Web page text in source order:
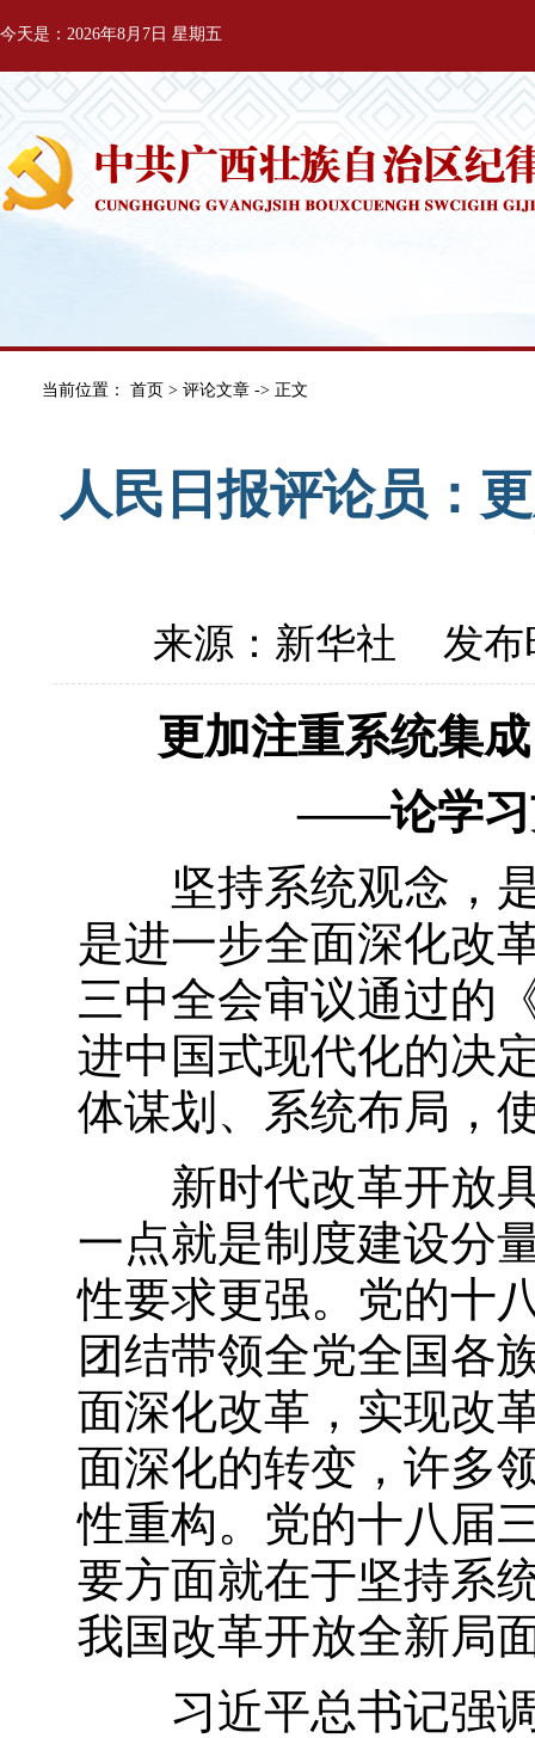
今天是：2026年8月7日 星期五
当前位置： 首页 > 评论文章 -> 正文
人民日报评论员：
来源：新华社 发布
更加注重系统集
——论学习
坚持系统观念，是
是进一步全面深化改
三中全会审议通过的
进中国式现代化的决
体谋划、系统布局，
新时代改革开放具
一点就是制度建设分
性要求更强。党的十
团结带领全党全国各
面深化改革，实现改
面深化的转变，许多
性重构。党的十八届
要方面就在于坚持系
我国改革开放全新局
习近平总书记强调